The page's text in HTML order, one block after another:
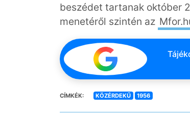
beszédet tartanak október
menetéről szintén az
CÍMKÉK: KÖZÉRDEKŰ 1956